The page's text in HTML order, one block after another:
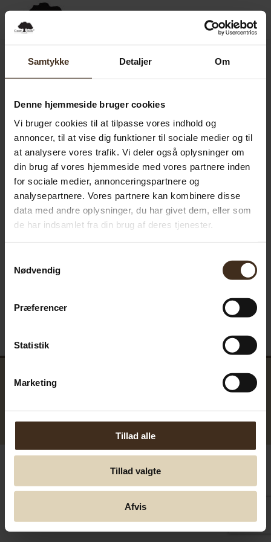
Samtykke Detaljer Om
Denne hjemmeside bruger cookies
Vi bruger cookies til at tilpasse vores indhold og
annoncer, til at vise dig funktioner til sociale medier og til
at analysere vores trafik. Vi deler også oplysninger om
din brug af vores hjemmeside med vores partnere inden
for sociale medier, annonceringspartnere og
analysepartnere. Vores partnere kan kombinere disse
data med andre oplysninger, du har givet dem, eller som
de har indsamlet fra din brug af deres tjenester.
Nødvendig
Præferencer
Statistik
Marketing
Tillad alle
Tillad valgte
Afvis
0,00SEK 0
© Greentools.dk 2017. Alla rättigheter förbehållna.